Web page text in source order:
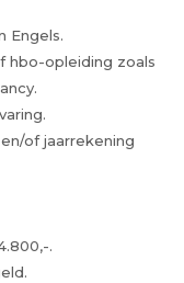
Engels.
hbo-opleiding zoals
of jaarrekening
.